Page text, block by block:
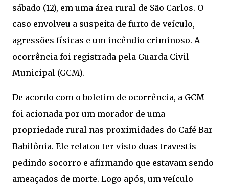
sábado (12), em uma área rural de São Carlos. O
caso envolveu a suspeita de furto de veículo,
agressões físicas e um incêndio criminoso. A
ocorrência foi registrada pela Guarda Civil
Municipal (GCM).
De acordo com o boletim de ocorrência, a GCM
foi acionada por um morador de uma
propriedade rural nas proximidades do Café Bar
Babilônia. Ele relatou ter visto duas travestis
pedindo socorro e afirmando que estavam sendo
ameaçados de morte. Logo após, um veículo